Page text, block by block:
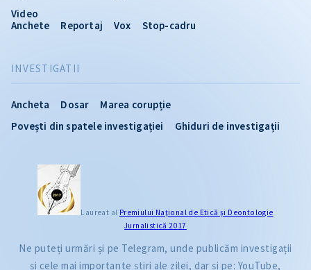
INVESTIGATII
Ancheta Dosar
Marea corupție
Povești din spatele investigației
Ghiduri de investigații
Video
Anchete
Reportaj Vox Stop-cadru
Laureat al Premiului Naţional de Etică și Deontologie
Jurnalistică 2017
Ne puteți urmări și pe Telegram, unde publicăm investigații
și cele mai importante știri ale zilei, dar și pe: YouTube,